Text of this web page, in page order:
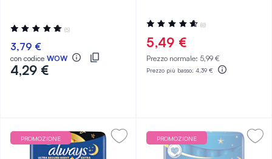
Valutazione:
100%
(5)
3,79 €
con codice WOW
4,29 €
Valutazione:
94%
(8)
5,49 €
Prezzo normale: 5,99 €
Prezzo più basso: 4,39 €
PROMOZIONE PROMOZIONE